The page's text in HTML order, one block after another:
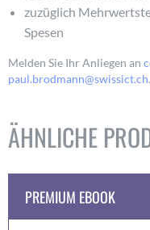
zuzüglich
Spesen
Melden Sie Ihr Anliegen an
paul.brodmann@swissict.ch.
ÄHNLICHE
PREMIUM EBOOK